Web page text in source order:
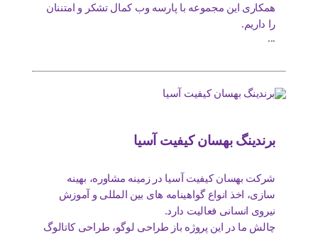
همکاری این مجموعه با پارسه وب کمال تشکر و امتننان
را داریم.
...
برندینگ بهسان کیفیت آسیا
شرکت بهسان کیفیت آسیا در زمینه مشاوره، بهینه
سازی، اخذ انواع گواهینامه های بین المللی و آموزش
نیروی انسانی فعالیت دارد.
چالش ما در این پروژه باز طراحی لوگو، طراحی کاتالوگ